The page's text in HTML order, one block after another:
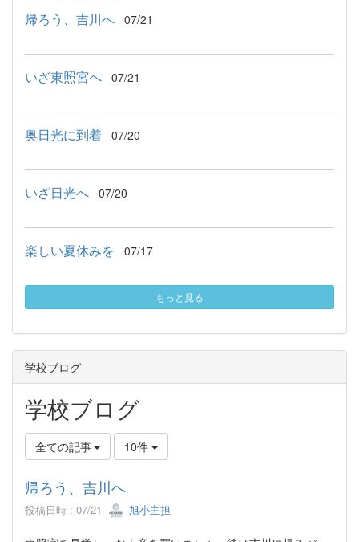
帰ろう、吉川へ 07/21
いざ東照宮へ 07/21
奥日光に到着 07/20
いざ日光へ 07/20
楽しい夏休みを 07/17
もっと見る
学校ブログ
学校ブログ
全ての記事 10件
帰ろう、吉川へ
投稿日時 : 07/21 旭小主担